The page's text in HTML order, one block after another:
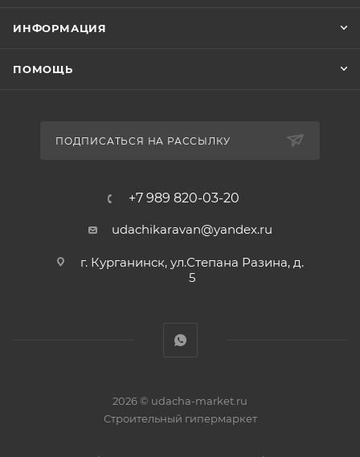
ИНФОРМАЦИЯ
ПОМОЩЬ
ПОДПИСАТЬСЯ НА РАССЫЛКУ
+7 989 820-03-20
udachikaravan@yandex.ru
г. Курганинск, ул.Степана Разина, д.
5
2026 © udacha-market.ru
Строительный гипермаркет